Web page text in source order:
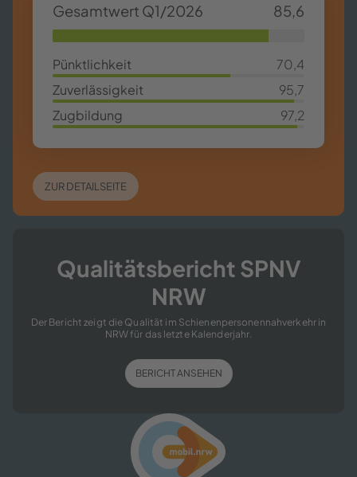
Ge­samt­wert Q1/2026
85,6
85,63%
Pünkt­lich­keit 70,4
70,4%
Zu­ver­läs­sig­keit
95,7
95,7%
Zug­bil­dung
97,2
97,2%
ZUR DE­TAIL­SEI­TE
Qua­li­täts­be­richt SPNV
NRW
Der Be­richt zeigt die Qua­li­tät im Schie­nen­per­so­nen­nah­ver­kehr in
NRW für das letz­te Ka­len­der­jahr.
BE­RICHT AN­SE­HEN